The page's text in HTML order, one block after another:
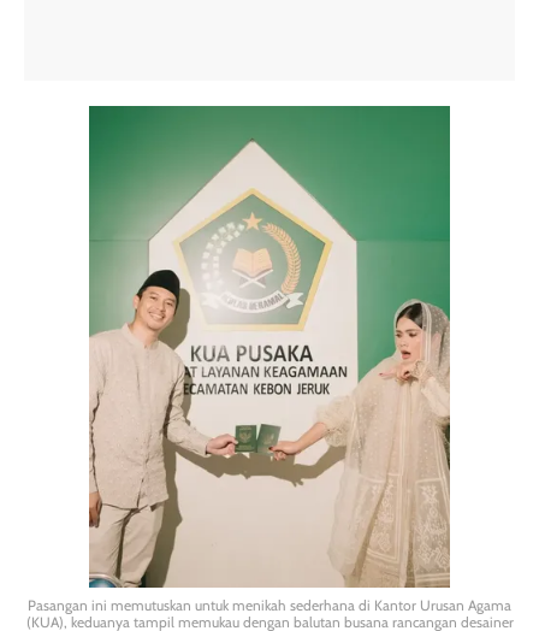
Pasangan ini memutuskan untuk menikah sederhana di Kantor Urusan Agama
(KUA), keduanya tampil memukau dengan balutan busana rancangan desainer